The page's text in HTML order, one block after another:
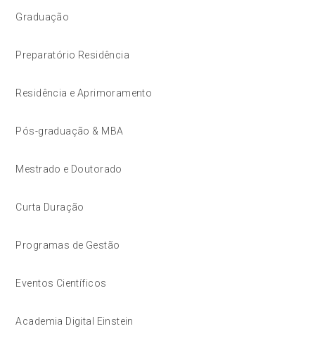
Graduação
Preparatório Residência
Residência e Aprimoramento
Pós-graduação & MBA
Mestrado e Doutorado
Curta Duração
Programas de Gestão
Eventos Científicos
Academia Digital Einstein